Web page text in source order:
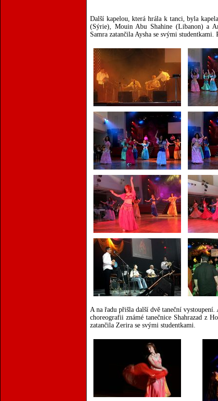
Další kapelou, která hrála k tanci, byla
(Sýrie), Mouin Abu Shahine (Libanon) a
Samra zatančila Aysha se svými
A na řadu přišla další dvě taneční
choreografii známé tanečnice Shahrazad z
zatančila Zerira se svými studentkami.